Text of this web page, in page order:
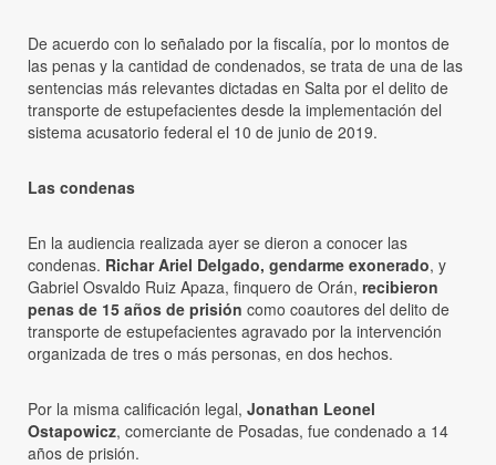
De acuerdo con lo señalado por la fiscalía, por lo montos de
las penas y la cantidad de condenados, se trata de una de las
sentencias más relevantes dictadas en Salta por el delito de
transporte de estupefacientes desde la implementación del
sistema acusatorio federal el 10 de junio de 2019.
Las condenas
En la audiencia realizada ayer se dieron a conocer las
condenas. Richar Ariel Delgado, gendarme exonerado, y
Gabriel Osvaldo Ruiz Apaza, finquero de Orán, recibieron
penas de 15 años de prisión como coautores del delito de
transporte de estupefacientes agravado por la intervención
organizada de tres o más personas, en dos hechos.
Por la misma calificación legal, Jonathan Leonel
Ostapowicz, comerciante de Posadas, fue condenado a 14
años de prisión.